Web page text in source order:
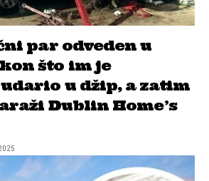
par odveden u
što im je
u džip, a zatim
Dublin Home’s